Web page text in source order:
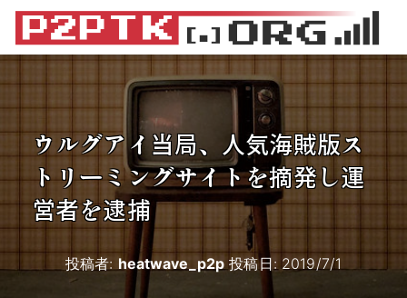
ウルグアイ当局、人気海賊版ス
トリーミングサイトを摘発し運
営者を逮捕
投稿者: heatwave_p2p 投稿日: 2019/7/1